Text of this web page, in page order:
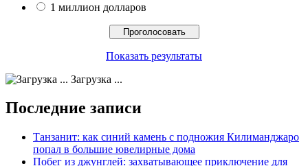
1 миллион долларов
Показать результаты
Загрузка ...
Последние записи
Танзанит: как синий камень с подножия Килиманджаро
попал в большие ювелирные дома
Побег из джунглей: захватывающее приключение для